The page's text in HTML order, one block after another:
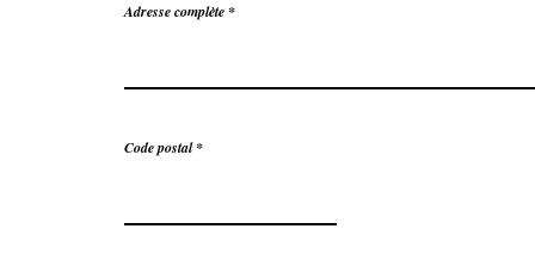
Adresse complète
Code postal